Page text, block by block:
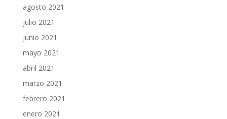
agosto 2021
julio 2021
junio 2021
mayo 2021
abril 2021
marzo 2021
febrero 2021
enero 2021